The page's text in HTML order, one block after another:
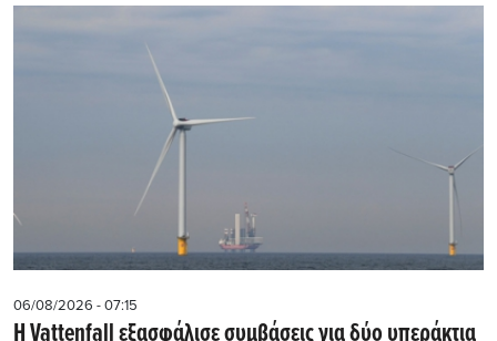
06/08/2026 - 07:15
Η Vattenfall εξασφάλισε συμβάσεις για δύο υπεράκτια